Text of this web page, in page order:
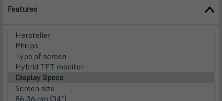
Features
Hersteller
Philips
Type of screen
Hybrid TFT monitor
Display Specs
Screen size
86,36 cm (34")